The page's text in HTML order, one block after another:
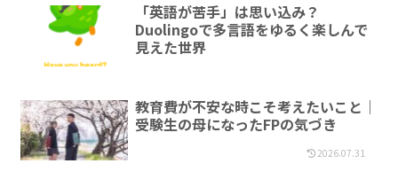
「英語が苦手」は思い込み？
Duolingoで多言語をゆるく楽しんで
見えた世界
教育費が不安な時こそ考えたいこと｜
受験生の母になったFPの気づき
2026.07.31